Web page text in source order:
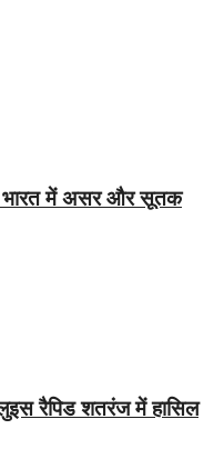
भारत में असर और सूतक
रैपिड शतरंज में हासिल